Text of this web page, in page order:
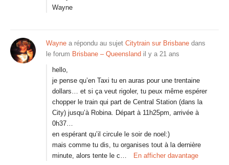
Wayne
Wayne a répondu au sujet Citytrain sur Brisbane dans
le forum Brisbane – Queensland il y a 21 ans
hello,
je pense qu’en Taxi tu en auras pour une trentaine
dollars… et si ça veut rigoler, tu peux même espérer
chopper le train qui part de Central Station (dans la
City) jusqu’à Robina. Départ à 11h25pm, arrivée à
0h37…
en espérant qu’il circule le soir de noel:)
mais comme tu dis, tu organises tout à la dernière
minute, alors tente le c…
En afficher davantage